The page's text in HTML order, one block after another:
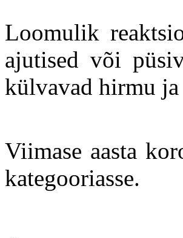
Loomulik
ajutised või
külvavad hirmu
Viimase aasta
kategooriasse.